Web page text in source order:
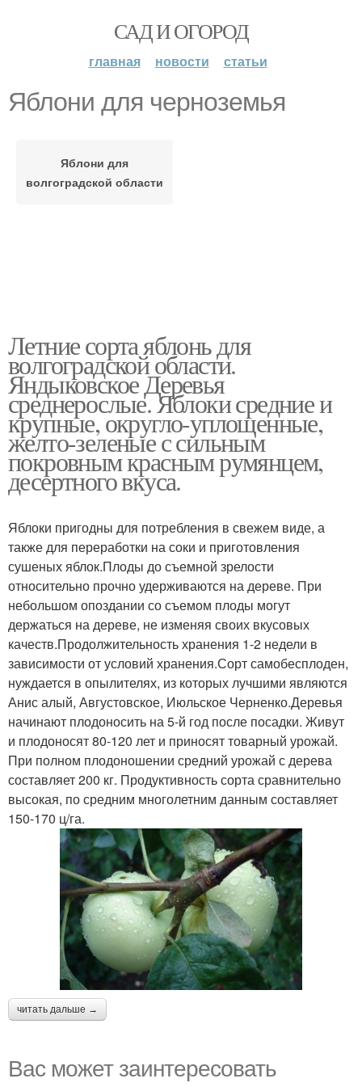
САД И ОГОРОД
главная новости статьи
Яблони для черноземья
Яблони для
волгоградской области
Летние сорта яблонь для
волгоградской области.
Яндыковское Деревья
среднерослые. Яблоки средние и
крупные, округло-уплощенные,
желто-зеленые с сильным
покровным красным румянцем,
десертного вкуса.
Яблоки пригодны для потребления в свежем виде, а
также для переработки на соки и приготовления
сушеных яблок.Плоды до съемной зрелости
относительно прочно удерживаются на дереве. При
небольшом опоздании со съемом плоды могут
держаться на дереве, не изменяя своих вкусовых
качеств.Продолжительность хранения 1-2 недели в
зависимости от условий хранения.Сорт самобесплоден,
нуждается в опылителях, из которых лучшими являются
Анис алый, Августовское, Июльское Черненко.Деревья
начинают плодоносить на 5-й год после посадки. Живут
и плодоносят 80-120 лет и приносят товарный урожай.
При полном плодоношении средний урожай с дерева
составляет 200 кг. Продуктивность сорта сравнительно
высокая, по средним многолетним данным составляет
150-170 ц/га.
читать дальше →
Вас может заинтересовать